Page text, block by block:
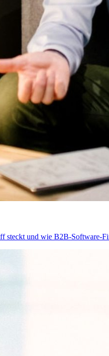
steckt und wie B2B-Software-